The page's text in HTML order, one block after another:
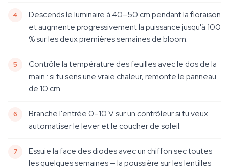
Descends le luminaire à 40–50 cm pendant la floraison
et augmente progressivement la puissance jusqu'à 100
% sur les deux premières semaines de bloom.
Contrôle la température des feuilles avec le dos de la
main : si tu sens une vraie chaleur, remonte le panneau
de 10 cm.
Branche l'entrée 0–10 V sur un contrôleur si tu veux
automatiser le lever et le coucher de soleil.
Essuie la face des diodes avec un chiffon sec toutes
les quelques semaines — la poussière sur les lentilles